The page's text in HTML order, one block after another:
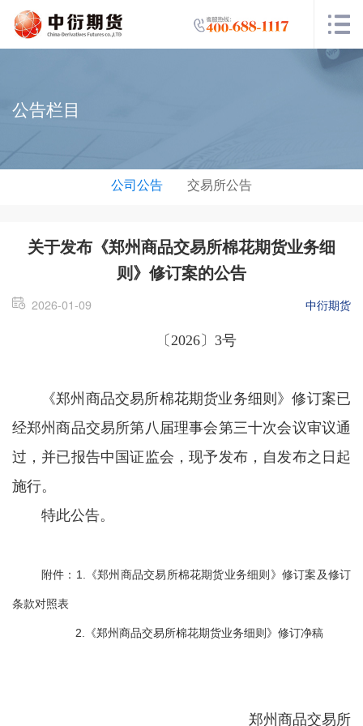
公告栏目
公司公告 交易所公告
关于发布《郑州商品交易所棉花期货业务细
则》修订案的公告
2026-01-09 中衍期货
〔2026〕3号
《郑州商品交易所棉花期货业务细则》修订案已
经郑州商品交易所第八届理事会第三十次会议审议通
过，并已报告中国证监会，现予发布，自发布之日起
施行。
特此公告。
附件：1.《郑州商品交易所棉花期货业务细则》修订案及修订
条款对照表
2.《郑州商品交易所棉花期货业务细则》修订净稿
郑州商品交易所